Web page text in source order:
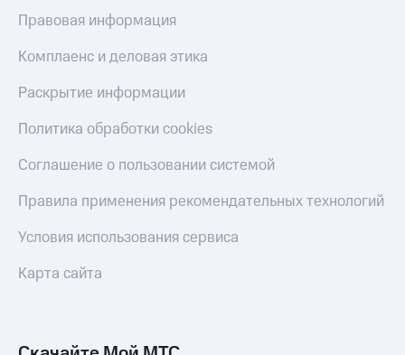
Правовая информация
Комплаенс и деловая этика
Раскрытие информации
Политика обработки cookies
Соглашение о пользовании системой
Правила применения рекомендательных технологий
Условия использования сервиса
Карта сайта